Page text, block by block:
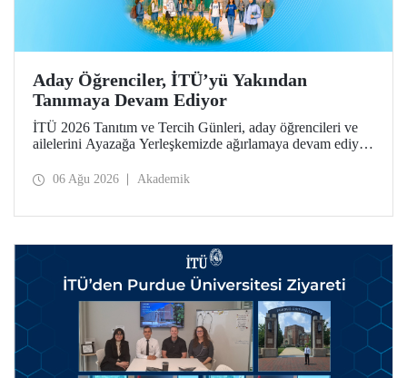
Aday Öğrenciler, İTÜ’yü Yakından
Tanımaya Devam Ediyor
İTÜ 2026 Tanıtım ve Tercih Günleri, aday öğrencileri ve
ailelerini Ayazağa Yerleşkemizde ağırlamaya devam ediyor.
ilgili fakülte ve birimler adaylara bilgi vermeye devam
06 Ağu 2026 Akademik